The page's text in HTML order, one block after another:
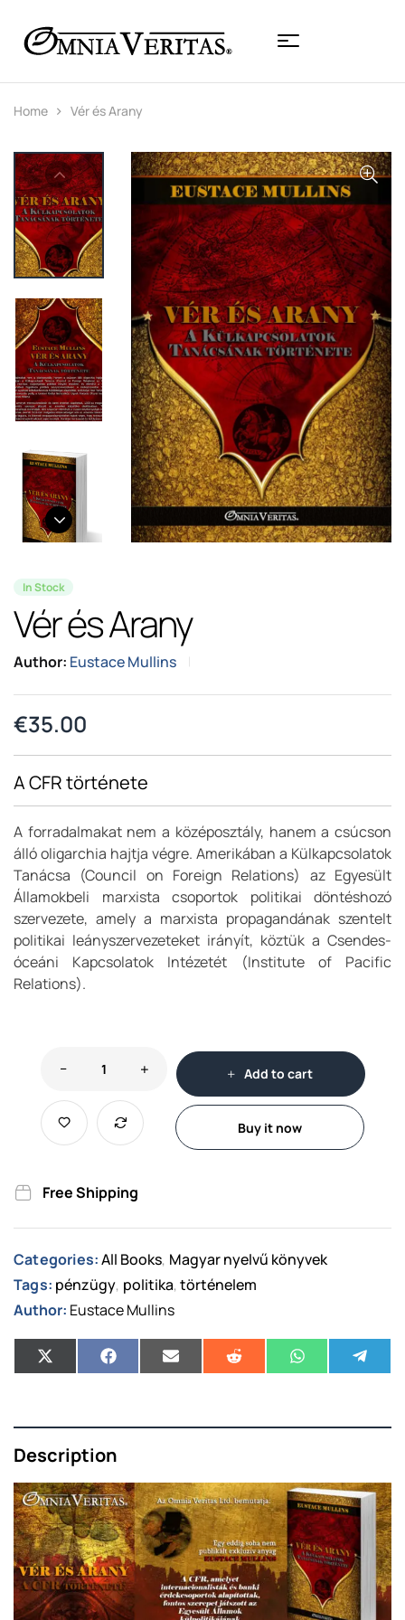
Home Vér és Arany
In Stock
Vér és Arany
Author: Eustace Mullins
€35.00
A CFR története
A forradalmakat nem a középosztály, hanem a csúcson
álló oligarchia hajtja végre. Amerikában a Külkapcsolatok
Tanácsa (Council on Foreign Relations) az Egyesült
Államokbeli marxista csoportok politikai döntéshozó
szervezete, amely a marxista propagandának szentelt
politikai leányszervezeteket irányít, köztük a Csendes-
óceáni Kapcsolatok Intézetét (Institute of Pacific
Relations).
Add to cart
Buy it now
Free Shipping
Categories: All Books, Magyar nyelvű könyvek
Tags: pénzügy, politika,történelem
Author: Eustace Mullins
Description